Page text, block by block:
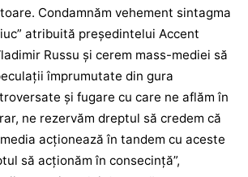
Condamnăm vehement sintagma
atribuită președintelui Accent
Russu și cerem mass-mediei să
împrumutate din gura
și fugare cu care ne aflăm în
ne rezervăm dreptul să credem că
acționează în tandem cu aceste
să acționăm în consecință”,